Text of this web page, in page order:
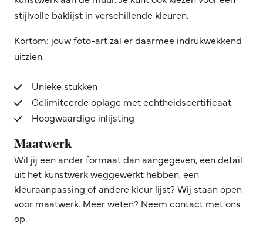
stijlvolle baklijst in verschillende kleuren.
Kortom: jouw foto-art zal er daarmee indrukwekkend
uitzien.
Unieke stukken
Gelimiteerde oplage met echtheidscertificaat
Hoogwaardige inlijsting
Maatwerk
Wil jij een ander formaat dan aangegeven, een detail
uit het kunstwerk weggewerkt hebben, een
kleuraanpassing of andere kleur lijst? Wij staan open
voor maatwerk. Meer weten? Neem contact met ons
op.